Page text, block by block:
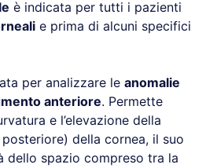
è indicata per tutti i pazienti
e prima di alcuni specifici
per analizzare le anomalie
anteriore. Permette
e l’elevazione della
della cornea, il suo
dello spazio compreso tra la